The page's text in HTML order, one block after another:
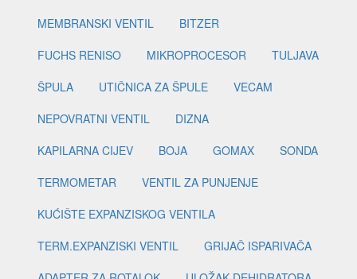
MEMBRANSKI VENTIL
BITZER
FUCHS RENISO
MIKROPROCESOR
TULJAVA
ŠPULA
UTIČNICA ZA ŠPULE
VECAM
NEPOVRATNI VENTIL
DIZNA
KAPILARNA CIJEV
BOJA GOMAX
SONDA
TERMOMETAR
VENTIL ZA PUNJENJE
KUĆIŠTE EXPANZISKOG VENTILA
TERM.EXPANZISKI VENTIL
GRIJAČ ISPARIVAČA